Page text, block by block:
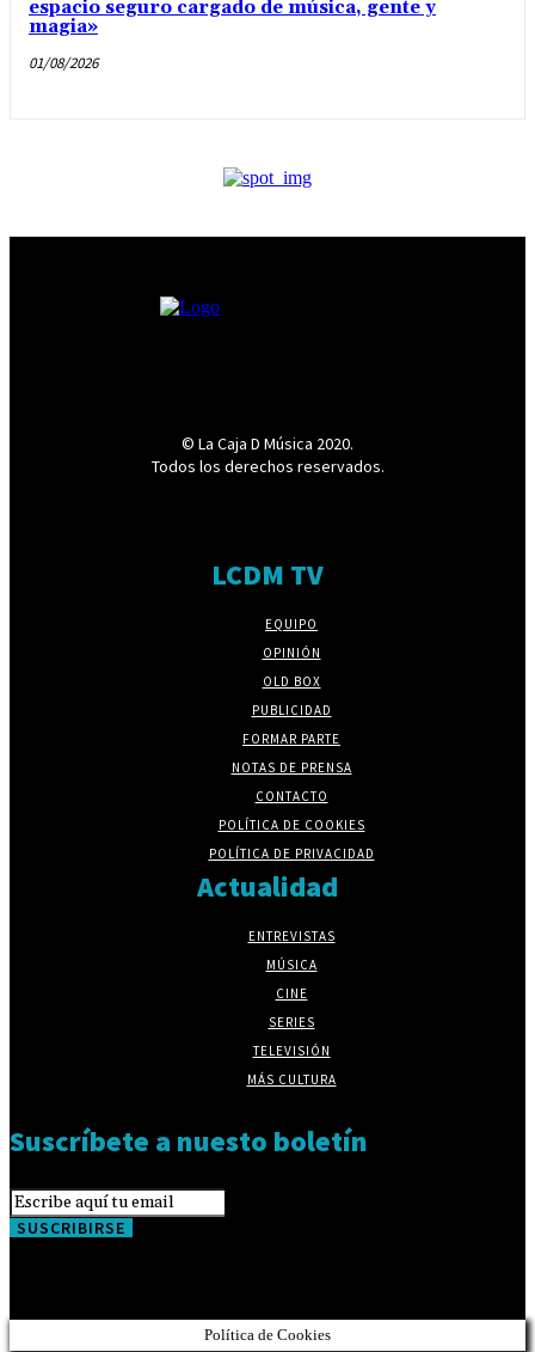
espacio seguro cargado de música, gente y
magia»
01/08/2026
© La Caja D Música 2020.
Todos los derechos reservados.
LCDM TV
EQUIPO
OPINIÓN
OLD BOX
PUBLICIDAD
FORMAR PARTE
NOTAS DE PRENSA
CONTACTO
POLÍTICA DE COOKIES
POLÍTICA DE PRIVACIDAD
Actualidad
ENTREVISTAS
MÚSICA
CINE
SERIES
TELEVISIÓN
MÁS CULTURA
Suscríbete a nuesto boletín
SUSCRIBIRSE
Política de Cookies